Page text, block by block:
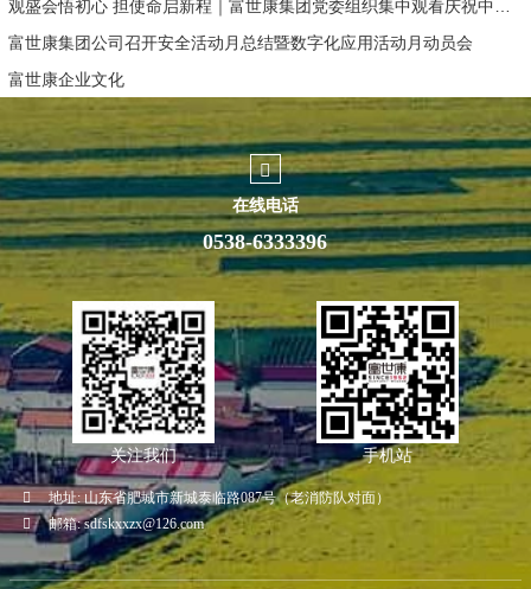
富世康集团公司召开安全活动月总结暨数字化应用活动月动员会
富世康企业文化
在线电话
0538-6333396
关注我们 手机站
地址: 山东省肥城市新城泰临路087号（老消防队对面）
邮箱: sdfskxxzx@126.com